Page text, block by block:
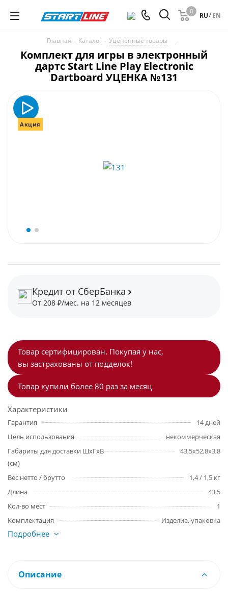
0
RU/EN
Главная - Каталог - Уцененные товары -
Комплект для игры в электронный
дартс Start Line Play Electronic
Dartboard УЦЕНКА №131
Акция
Товар сертифицирован. Покупая у нас,
вы застрахованы от подделок!
Товар купили более 80 раз за месяц
Характеристики
Гарантия
14 дней
Цель использования
некоммерческая
Габариты для доставки ШхГхВ
(см)
43,5x52,8x3,8
Вес нетто / брутто
1,4 / 1,5 кг
Длина
43.5
Кол-во мест
1
Комплектация
Изделие, упаковка
Подробнее
Кредит от СберБанка
От 208 ₽/мес. на 12 месяцев
Описание